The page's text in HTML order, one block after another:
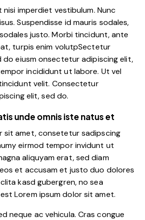
nisi imperdiet vestibulum. Nunc
Suspendisse id mauris sodales,
justo. Morbi tincidunt, ante
turpis enim volutpSectetur
do eiusm onsectetur adipiscing elit,
incididunt ut labore. Ut vel
velit. Consectetur
elit, sed do.
unde omnis iste natus et
sit amet, consetetur sadipscing
eirmod tempor invidunt ut
aliquyam erat, sed diam
et accusam et justo duo dolores
kasd gubergren, no sea
Lorem ipsum dolor sit amet.
neque ac vehicula. Cras congue